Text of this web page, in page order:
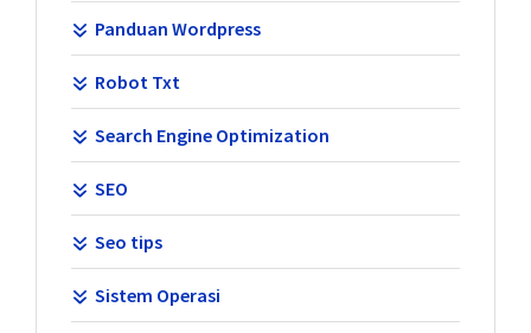
Panduan Wordpress
Robot Txt
Search Engine Optimization
SEO
Seo tips
Sistem Operasi